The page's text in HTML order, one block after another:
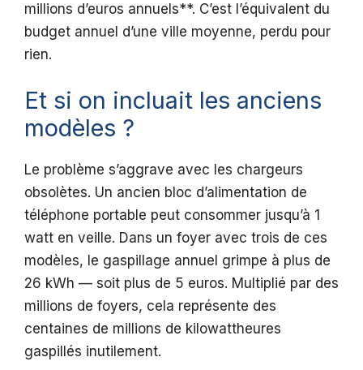
millions d’euros annuels**. C’est l’équivalent du
budget annuel d’une ville moyenne, perdu pour
rien.
Et si on incluait les anciens
modèles ?
Le problème s’aggrave avec les chargeurs
obsolètes. Un ancien bloc d’alimentation de
téléphone portable peut consommer jusqu’à 1
watt en veille. Dans un foyer avec trois de ces
modèles, le gaspillage annuel grimpe à plus de
26 kWh — soit plus de 5 euros. Multiplié par des
millions de foyers, cela représente des
centaines de millions de kilowattheures
gaspillés inutilement.